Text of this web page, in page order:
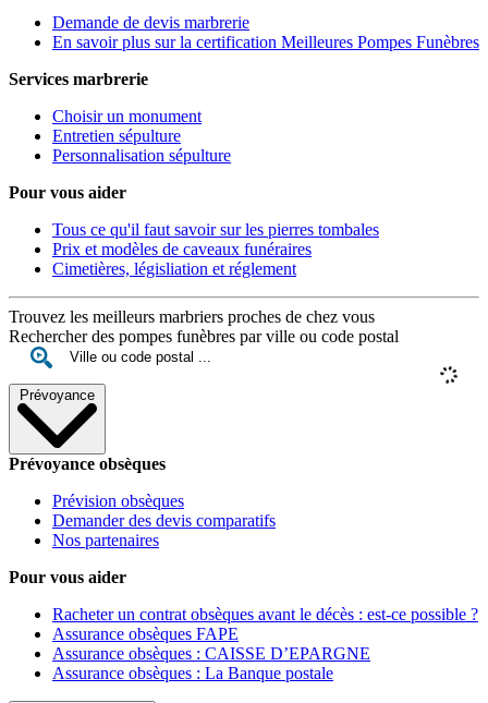
Demande de devis marbrerie
En savoir plus sur la certification Meilleures Pompes Funèbres
Services marbrerie
Choisir un monument
Entretien sépulture
Personnalisation sépulture
Pour vous aider
Tous ce qu'il faut savoir sur les pierres tombales
Prix et modèles de caveaux funéraires
Cimetières, législiation et réglement
Trouvez les meilleurs marbriers proches de chez vous
Rechercher des pompes funèbres par ville ou code postal
Prévoyance
Prévoyance obsèques
Prévision obsèques
Demander des devis comparatifs
Nos partenaires
Pour vous aider
Racheter un contrat obsèques avant le décès : est-ce possible ?
Assurance obsèques FAPE
Assurance obsèques : CAISSE D’EPARGNE
Assurance obsèques : La Banque postale